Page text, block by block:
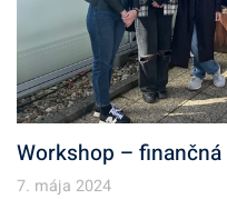
Workshop –
7. mája 2024